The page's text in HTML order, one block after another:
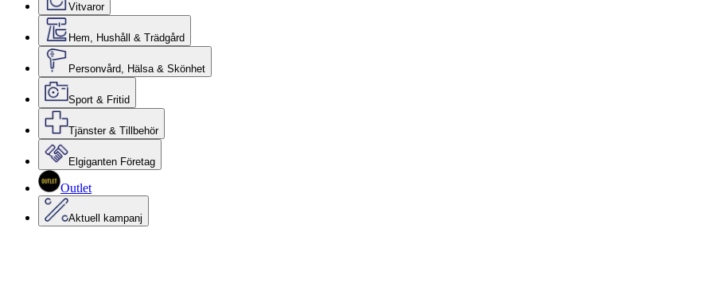
Vitvaror
Hem, Hushåll & Trädgård
Personvård, Hälsa & Skönhet
Sport & Fritid
Tjänster & Tillbehör
Elgiganten Företag
Outlet
Aktuell kampanj